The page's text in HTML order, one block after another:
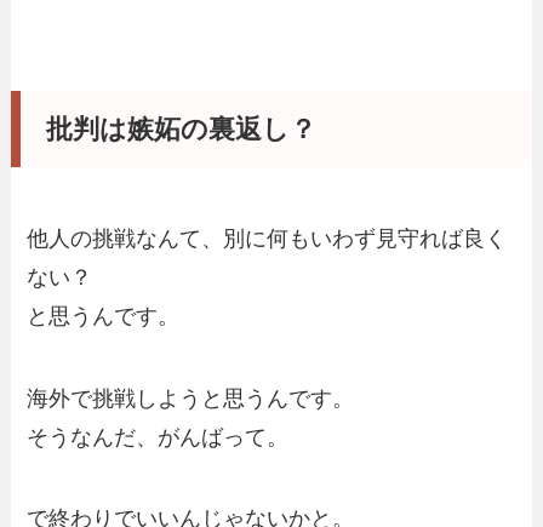
批判は嫉妬の裏返し？
他人の挑戦なんて、別に何もいわず見守れば良く
ない？
と思うんです。
海外で挑戦しようと思うんです。
そうなんだ、がんばって。
で終わりでいいんじゃないかと。